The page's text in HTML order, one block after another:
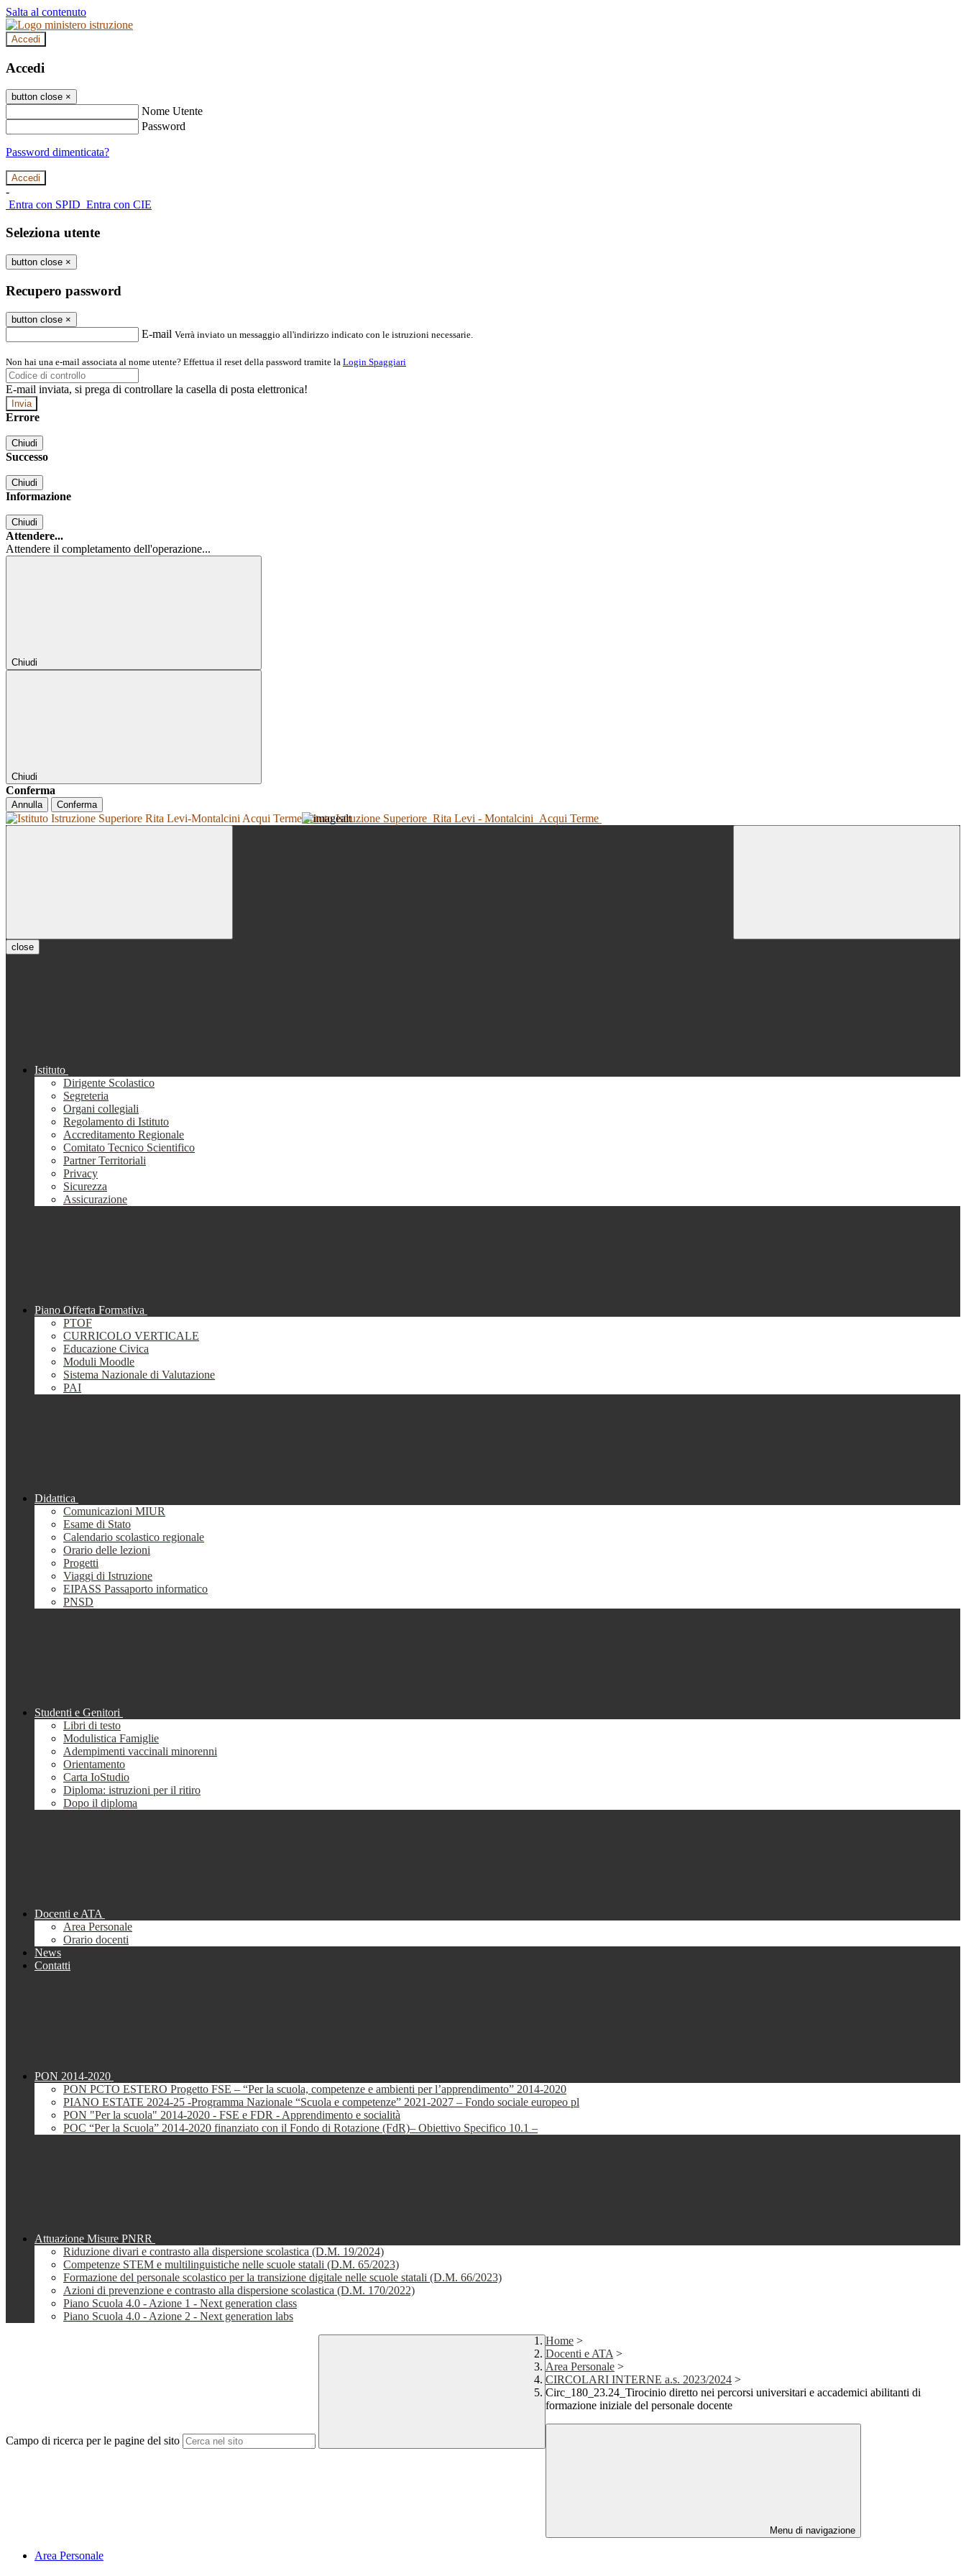
Salta al contenuto
Accedi
Accedi
button close ×
Nome Utente
Password
Password dimenticata?
-
Entra con SPID Entra con CIE
Seleziona utente
button close ×
Recupero password
button close ×
E-mail Verrà inviato un messaggio all'indirizzo indicato con le istruzioni necessarie.
Non hai una e-mail associata al nome utente? Effettua il reset della password tramite la Login Spaggiari
E-mail inviata, si prega di controllare la casella di posta elettronica!
Errore
Chiudi
Successo
Chiudi
Informazione
Chiudi
Attendere...
Attendere il completamento dell'operazione...
Chiudi
Chiudi
Conferma
Annulla Conferma
Istituto Istruzione Superiore Rita Levi - Montalcini Acqui Terme
close
Istituto
Dirigente Scolastico
Segreteria
Organi collegiali
Regolamento di Istituto
Accreditamento Regionale
Comitato Tecnico Scientifico
Partner Territoriali
Privacy
Sicurezza
Assicurazione
Piano Offerta Formativa
PTOF
CURRICOLO VERTICALE
Educazione Civica
Moduli Moodle
Sistema Nazionale di Valutazione
PAI
Didattica
Comunicazioni MIUR
Esame di Stato
Calendario scolastico regionale
Orario delle lezioni
Progetti
Viaggi di Istruzione
EIPASS Passaporto informatico
PNSD
Studenti e Genitori
Libri di testo
Modulistica Famiglie
Adempimenti vaccinali minorenni
Orientamento
Carta IoStudio
Diploma: istruzioni per il ritiro
Dopo il diploma
Docenti e ATA
Area Personale
Orario docenti
News
Contatti
PON 2014-2020
PON PCTO ESTERO Progetto FSE – “Per la scuola, competenze e ambienti per l’apprendimento” 2014-2020
PIANO ESTATE 2024-25 -Programma Nazionale “Scuola e competenze” 2021-2027 – Fondo sociale europeo pl
PON "Per la scuola" 2014-2020 - FSE e FDR - Apprendimento e socialità
POC “Per la Scuola” 2014-2020 finanziato con il Fondo di Rotazione (FdR)– Obiettivo Specifico 10.1 –
Attuazione Misure PNRR
Riduzione divari e contrasto alla dispersione scolastica (D.M. 19/2024)
Competenze STEM e multilinguistiche nelle scuole statali (D.M. 65/2023)
Formazione del personale scolastico per la transizione digitale nelle scuole statali (D.M. 66/2023)
Azioni di prevenzione e contrasto alla dispersione scolastica (D.M. 170/2022)
Piano Scuola 4.0 - Azione 1 - Next generation class
Piano Scuola 4.0 - Azione 2 - Next generation labs
Campo di ricerca per le pagine del sito
Home >
Docenti e ATA >
Area Personale >
CIRCOLARI INTERNE a.s. 2023/2024 >
Circ_180_23.24_Tirocinio diretto nei percorsi universitari e accademici abilitanti di
formazione iniziale del personale docente
Menu di navigazione
Area Personale